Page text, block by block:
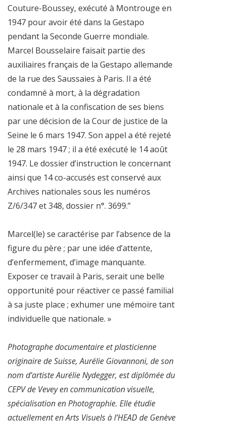
Couture-Boussey, exécuté à Montrouge en
1947 pour avoir été dans la Gestapo
pendant la Seconde Guerre mondiale.
Marcel Bousselaire faisait partie des
auxiliaires français de la Gestapo allemande
de la rue des Saussaies à Paris. Il a été
condamné à mort, à la dégradation
nationale et à la confiscation de ses biens
par une décision de la Cour de justice de la
Seine le 6 mars 1947. Son appel a été rejeté
le 28 mars 1947 ; il a été exécuté le 14 août
1947. Le dossier d’instruction le concernant
ainsi que 14 co-accusés est conservé aux
Archives nationales sous les numéros
Z/6/347 et 348, dossier n°. 3699.”
Marcel(le) se caractérise par l’absence de la
figure du père ; par une idée d’attente,
d’enfermement, d’image manquante.
Exposer ce travail à Paris, serait une belle
opportunité pour réactiver ce passé familial
à sa juste place ; exhumer une mémoire tant
individuelle que nationale. »
Photographe documentaire et plasticienne
originaire de Suisse, Aurélie Giovannoni, de son
nom d’artiste Aurélie Nydegger, est diplômée du
CEPV de Vevey en communication visuelle,
spécialisation en Photographie. Elle étudie
actuellement en Arts Visuels à l’HEAD de Genève